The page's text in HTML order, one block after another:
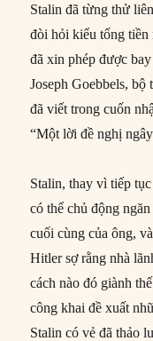
Stalin đã từng thử
đòi hỏi kiểu tống
đã xin phép được
Joseph Goebbels,
đã viết trong cuốn
“Một lời đề nghị
Stalin, thay vì tiếp
có thể chủ động
cuối cùng của ông,
Hitler sợ rằng nhà
cách nào đó giành
công khai đề xuất
Stalin có vẻ đã thảo